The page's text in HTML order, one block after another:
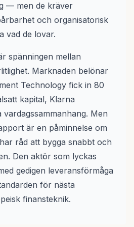
— men de kräver
och organisatorisk
vad de lovar.
spänningen mellan
Marknaden belönar
Technology fick in 80
kapital, Klarna
Men
är en påminnelse om
råd att bygga snabbt och
Den aktör som lyckas
gedigen leveransförmåga
för nästa
finansteknik.